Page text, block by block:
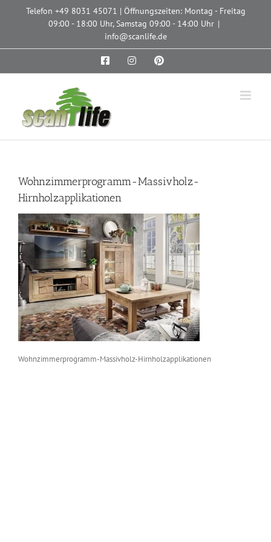
Telefon +49 8031 45071 | Öffnungszeiten: Montag - Freitag
09:00 - 18:00 Uhr, Samstag 09:00 - 14:00 Uhr |
info@scanlife.de
FacebookInstagramPinterest
Wohnzimmerprogramm-Massivholz-
Hirnholzapplikationen
Wohnzimmerprogramm-Massivholz-Hirnholzapplikationen